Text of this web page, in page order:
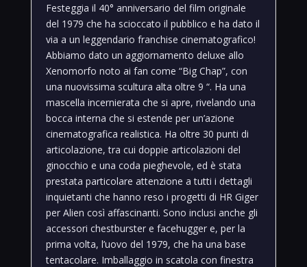
Festeggia il 40° anniversario del film originale
del 1979 che ha scioccato il pubblico e ha dato il
via a un leggendario franchise cinematografico!
Abbiamo dato un aggiornamento deluxe allo
Xenomorfo noto ai fan come “Big Chap”, con
una nuovissima scultura alta oltre 9 “. Ha una
mascella incernierata che si apre, rivelando una
bocca interna che si estende per un’azione
cinematografica realistica. Ha oltre 30 punti di
articolazione, tra cui doppie articolazioni del
ginocchio e una coda pieghevole, ed è stata
prestata particolare attenzione a tutti i dettagli
inquietanti che hanno reso i progetti di HR Giger
per Alien così affascinanti. Sono inclusi anche gli
accessori chestburster e facehugger e, per la
prima volta, l’uovo del 1979, che ha una base
tentacolare. Imballaggio in scatola con finestra